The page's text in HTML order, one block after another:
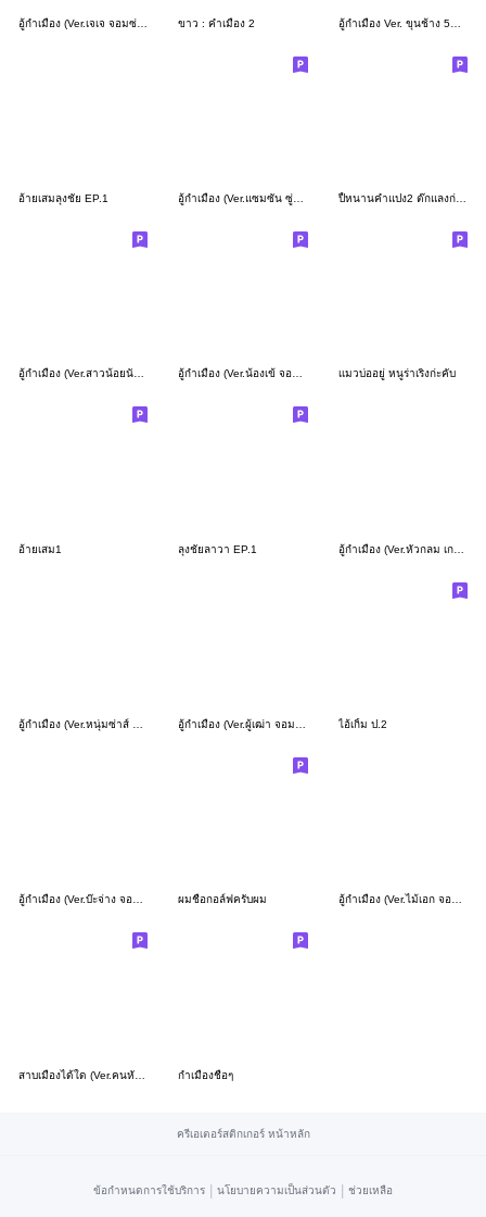
ขาว : คำเมือง 2 อู้กำเมือง Ver. ขุนช้าง 5G (ภาค 2)
อ้ายเสมลุงชัย EP.1 ปี้หนานคำแปง2 ต๊กแลงก่เอาแหมเม๊าะ!
อู้กำเมือง (Ver.สาวน้อยนักสืบ) อู้กำเมือง (Ver.น้องเข้ จอมซน) เเมวบ่ออยู่ หนูร่าเริงก่ะคับ
อ้ายเสม1 ลุงชัยลาวา EP.1 อู้กำเมือง (Ver.หัวกลม เกรียนกวน)
ไอ้เกิ้ม ป.2
อู้กำเมือง (Ver.บ๊ะจ่าง จอมซน) ผมชื่อกอล์ฟครับผม อู้กำเมือง (Ver.ไม้เอก จอมซ่าส์)
กำเมืองชื่อๆ
ครีเอเตอร์สติกเกอร์ หน้าหลัก
ข้อกำหนดการใช้บริการ | นโยบายความเป็นส่วนตัว | ช่วยเหลือ